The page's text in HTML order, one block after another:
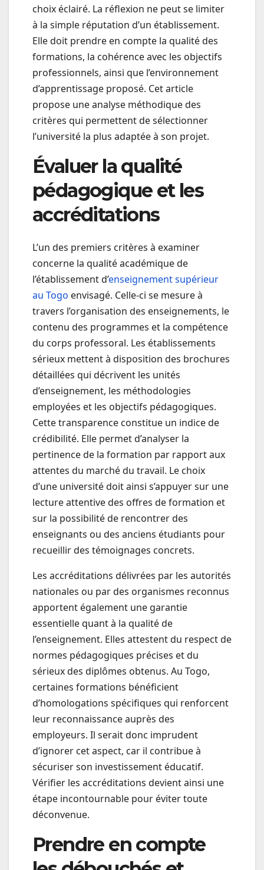
choix éclairé. La réflexion ne peut se limiter
à la simple réputation d’un établissement.
Elle doit prendre en compte la qualité des
formations, la cohérence avec les objectifs
professionnels, ainsi que l’environnement
d’apprentissage proposé. Cet article
propose une analyse méthodique des
critères qui permettent de sélectionner
l’université la plus adaptée à son projet.
Évaluer la qualité
pédagogique et les
accréditations
L’un des premiers critères à examiner
concerne la qualité académique de
l’établissement d’enseignement supérieur
au Togo envisagé. Celle-ci se mesure à
travers l’organisation des enseignements, le
contenu des programmes et la compétence
du corps professoral. Les établissements
sérieux mettent à disposition des brochures
détaillées qui décrivent les unités
d’enseignement, les méthodologies
employées et les objectifs pédagogiques.
Cette transparence constitue un indice de
crédibilité. Elle permet d’analyser la
pertinence de la formation par rapport aux
attentes du marché du travail. Le choix
d’une université doit ainsi s’appuyer sur une
lecture attentive des offres de formation et
sur la possibilité de rencontrer des
enseignants ou des anciens étudiants pour
recueillir des témoignages concrets.
Les accréditations délivrées par les autorités
nationales ou par des organismes reconnus
apportent également une garantie
essentielle quant à la qualité de
l’enseignement. Elles attestent du respect de
normes pédagogiques précises et du
sérieux des diplômes obtenus. Au Togo,
certaines formations bénéficient
d’homologations spécifiques qui renforcent
leur reconnaissance auprès des
employeurs. Il serait donc imprudent
d’ignorer cet aspect, car il contribue à
sécuriser son investissement éducatif.
Vérifier les accréditations devient ainsi une
étape incontournable pour éviter toute
déconvenue.
Prendre en compte